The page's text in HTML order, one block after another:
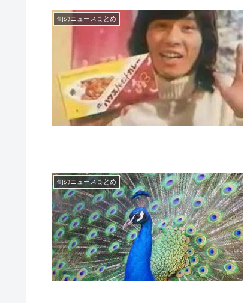
旬のニュースまとめ
旬のニュースまとめ